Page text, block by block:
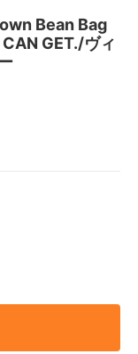
Bean Bag
GET./ヴィ